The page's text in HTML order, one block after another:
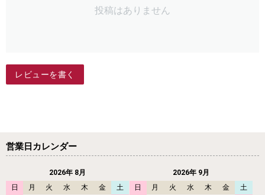
投稿はありません
レビューを書く
営業日カレンダー
2026年 8月
日
月 火 水 木 金
土
2026年 9月
日
月 火 水 木 金
土